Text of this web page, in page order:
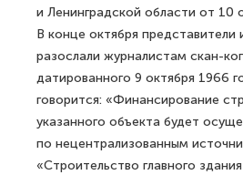
и Ленинградской области от 10
В конце октября
разослали журналистам скан-
датированного 9 октября 1966
говорится: «Финансирование
указанного объекта будет
по нецентрализованным
«Строительство главного